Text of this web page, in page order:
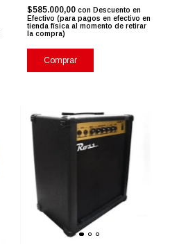
$585.000,00 con Descuento en
Efectivo (para pagos en efectivo en
tienda física al momento de retirar
la compra)
Comprar